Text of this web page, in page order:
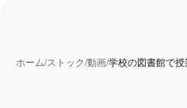
ホーム/ストック/動画/学校の図書館で